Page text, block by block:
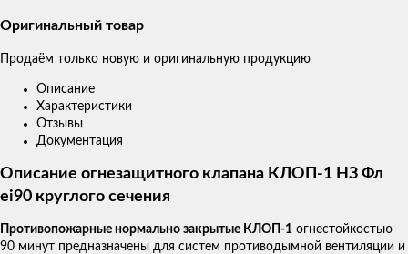
Оригинальный товар
Продаём только новую и оригинальную продукцию
Описание
Характеристики
Отзывы
Документация
Описание огнезащитного клапана КЛОП-1 НЗ Фл
ei90 круглого сечения
Противопожарные нормально закрытые КЛОП-1 огнестойкостью
90 минут предназначены для систем противодымной вентиляции и